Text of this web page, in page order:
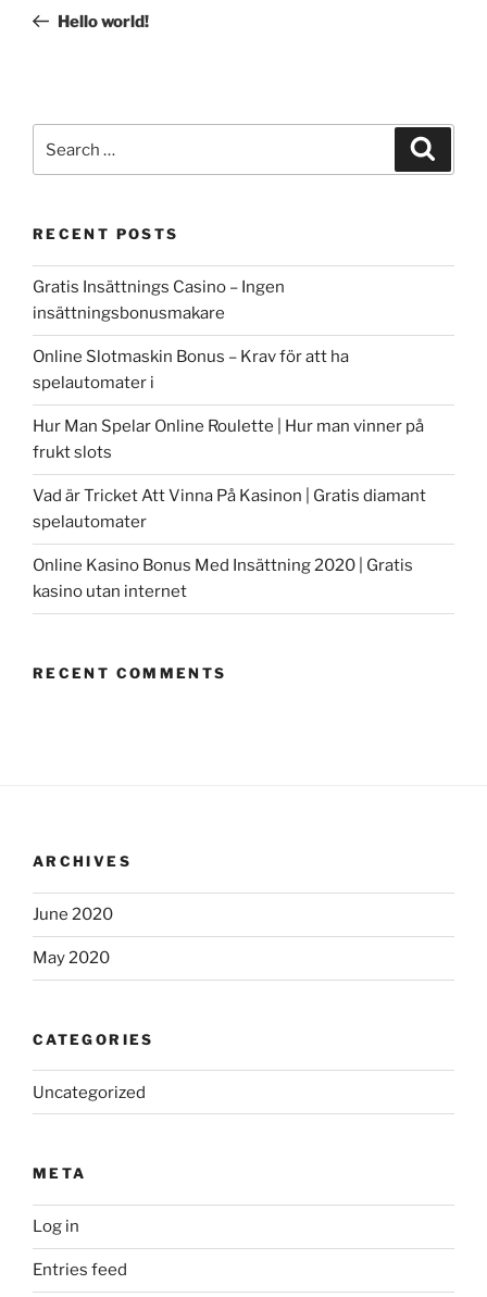
PostHello world!
for:
RECENT POSTS
Gratis Insättnings Casino – Ingen
insättningsbonusmakare
Online Slotmaskin Bonus – Krav för att ha
spelautomater i
Hur Man Spelar Online Roulette | Hur man vinner på
frukt slots
Vad är Tricket Att Vinna På Kasinon | Gratis diamant
spelautomater
Online Kasino Bonus Med Insättning 2020 | Gratis
kasino utan internet
RECENT COMMENTS
ARCHIVES
June 2020
May 2020
CATEGORIES
Uncategorized
META
Log in
Entries feed